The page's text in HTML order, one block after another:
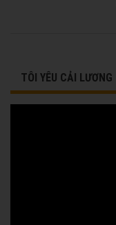
TÔI YÊU CẢI LƯƠNG